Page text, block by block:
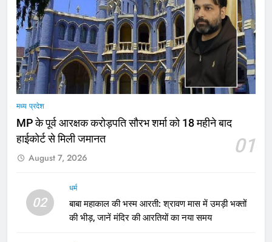
मध्य प्रदेश
MP के पूर्व आरक्षक करोड़पति सौरभ शर्मा को 18 महीने बाद
हाईकोर्ट से मिली जमानत
01
August 7, 2026
02
धर्म
बाबा महाकाल की भस्म आरती: श्रावण मास में उमड़ी भक्तों
की भीड़, जानें मंदिर की आरतियों का नया समय